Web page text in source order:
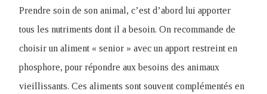
Prendre soin de son animal, c’est d’abord lui apporter
tous les nutriments dont il a besoin. On recommande de
choisir un aliment « senior » avec un apport restreint en
phosphore, pour répondre aux besoins des animaux
vieillissants. Ces aliments sont souvent complémentés en